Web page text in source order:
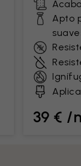
Apto
39 € /